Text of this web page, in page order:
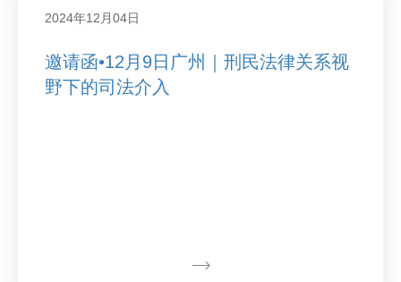
2024年12月04日
邀请函•12月9日广州｜刑民法律关系视
野下的司法介入